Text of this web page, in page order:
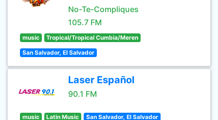
No-Te-Compliques
105.7 FM
music Tropical/Tropical Cumbia/Meren
San Salvador, El Salvador
Laser Español
90.1 FM
music Latin Music San Salvador, El Salvador